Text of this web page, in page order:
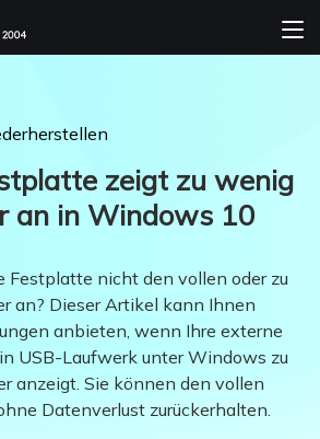
zeigt zu wenig
an in Windows 10
Festplatte nicht den vollen oder zu
an? Dieser Artikel kann Ihnen
anbieten, wenn Ihre externe
USB-Laufwerk unter Windows zu
anzeigt. Sie können den vollen
Datenverlust zurückerhalten.